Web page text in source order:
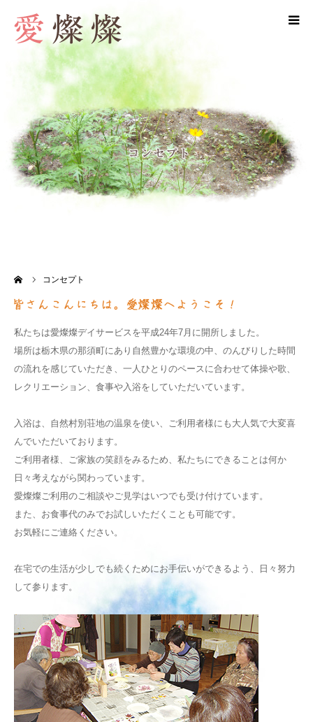
コンセプト
私たちは愛燦燦デイサービスを平成24年7月に開所しました。
場所は栃木県の那須町にあり自然豊かな環境の中、のんびりした時間
の流れを感じていただき、一人ひとりのペースに合わせて体操や歌、
レクリエーション、食事や入浴をしていただいています。
入浴は、自然村別荘地の温泉を使い、ご利用者様にも大人気で大変喜
んでいただいております。
ご利用者様、ご家族の笑顔をみるため、私たちにできることは何か
日々考えながら関わっています。
愛燦燦ご利用のご相談やご見学はいつでも受け付けています。
また、お食事代のみでお試しいただくことも可能です。
お気軽にご連絡ください。
在宅での生活が少しでも続くためにお手伝いができるよう、日々努力
して参ります。
ホーム
コンセプト
サービス内容
よくある質問
お問い合わせ